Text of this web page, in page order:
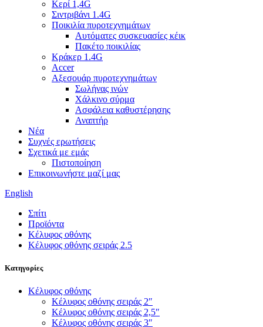
Κερί 1,4G
Σιντριβάνι 1.4G
Ποικιλία πυροτεχνημάτων
Αυτόματες συσκευασίες κέικ
Πακέτο ποικιλίας
Κράκερ 1.4G
Accer
Αξεσουάρ πυροτεχνημάτων
Σωλήνας ινών
Χάλκινο σύρμα
Ασφάλεια καθυστέρησης
Αναπτήρ
Νέα
Συχνές ερωτήσεις
Σχετικά με εμάς
Πιστοποίηση
Επικοινωνήστε μαζί μας
English
Σπίτι
Προϊόντα
Κέλυφος οθόνης
Κέλυφος οθόνης σειράς 2.5
Κατηγορίες
Κέλυφος οθόνης
Κέλυφος οθόνης σειράς 2″
Κέλυφος οθόνης σειράς 2,5″
Κέλυφος οθόνης σειράς 3″